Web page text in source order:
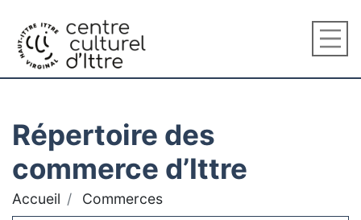
Répertoire des
commerce d’Ittre
Accueil Commerces